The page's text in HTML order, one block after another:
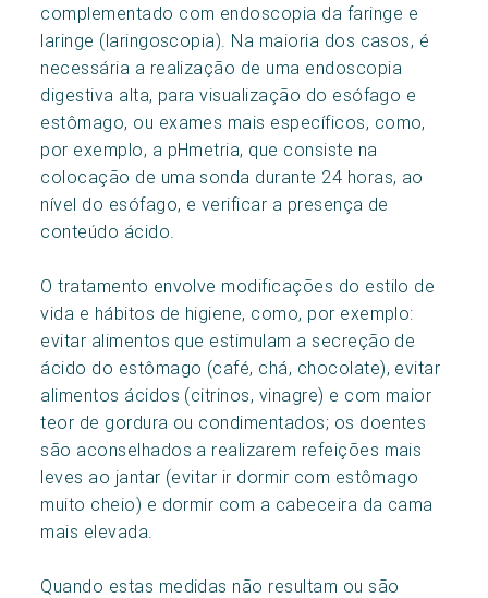
complementado com endoscopia da faringe e
laringe (laringoscopia). Na maioria dos casos, é
necessária a realização de uma endoscopia
digestiva alta, para visualização do esófago e
estômago, ou exames mais específicos, como,
por exemplo, a pHmetria, que consiste na
colocação de uma sonda durante 24 horas, ao
nível do esófago, e verificar a presença de
conteúdo ácido.
O tratamento envolve modificações do estilo de
vida e hábitos de higiene, como, por exemplo:
evitar alimentos que estimulam a secreção de
ácido do estômago (café, chá, chocolate), evitar
alimentos ácidos (citrinos, vinagre) e com maior
teor de gordura ou condimentados; os doentes
são aconselhados a realizarem refeições mais
leves ao jantar (evitar ir dormir com estômago
muito cheio) e dormir com a cabeceira da cama
mais elevada.
Quando estas medidas não resultam ou são